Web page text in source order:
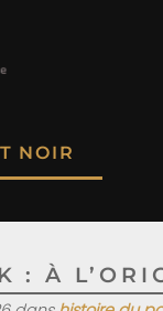
NOIR
: À